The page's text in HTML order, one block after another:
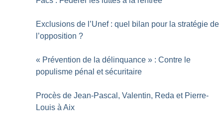
Exclusions de l’Unef : quel bilan pour la stratégie de
l’opposition ?
« Prévention de la délinquance » : Contre le
populisme pénal et sécuritaire
Procès de Jean-Pascal, Valentin, Reda et Pierre-
Louis à Aix